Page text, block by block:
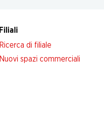
Filiali
Ricerca di filiale
Nuovi spazi commerciali